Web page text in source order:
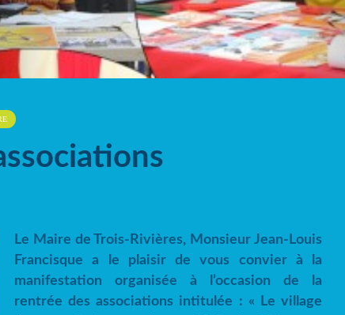
Le Maire de Trois-Rivières, Monsieur Jean-Louis
Francisque a le plaisir de vous convier à la
manifestation organisée à l’occasion de la
rentrée des associations intitulée : « Le village